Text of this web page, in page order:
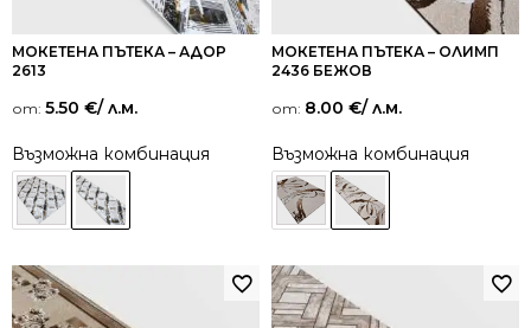
МОКЕТЕНА ПЪТЕКА – АДОР
2613
от: 5.50 €/ л.м.
Възможна комбинация
МОКЕТЕНА ПЪТЕКА – ОЛИМП
2436 БЕЖОВ
от: 8.00 €/ л.м.
Възможна комбинация